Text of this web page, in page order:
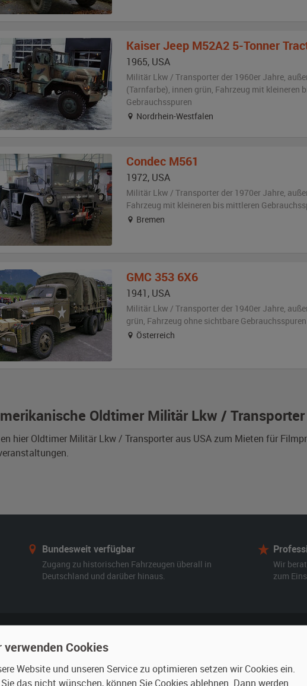
Oldtimer Militär Lkw /
hier Oldtimer Militär Lkw / Transporter aus USA zum Mieten für
Kaiser Jeep M52A2 5-Tonner Tractor
1965, USA
Militär Lkw / Transporter der 1960er Jahre,
(Tarnfarbe), innen grün, Fahrzeug mit kleineren
Gebrauchsspuren
Nordrhein-Westfalen
Condec M561
1972, USA
Militär Lkw / Transporter der 1970er Jahre,
Fahrzeug mit kleineren bis mittleren
Bremen
GMC 353 6X6
1941, USA
Militär Lkw / Transporter der 1940er Jahre,
grün, Fahrzeug ohne sichtbare Gebrauchsspuren
Österreich
Bundesweit verfügbar
Zugang zu historischen Fahrzeugen überall in
Deutschland und darüber hinaus.
Wir
zum
mieten Oldtimer anmelden
verwenden Cookies
Website und unseren Service zu optimieren setzen wir Cookies ein.
das nicht wünschen, können Sie Cookies ablehnen. Dann werden